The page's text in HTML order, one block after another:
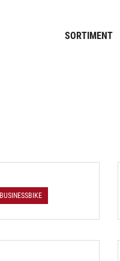
SORTIMENT
BUSINESSBIKE